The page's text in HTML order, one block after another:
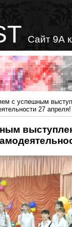
Сайт 9А
с успешным
27 апреля!